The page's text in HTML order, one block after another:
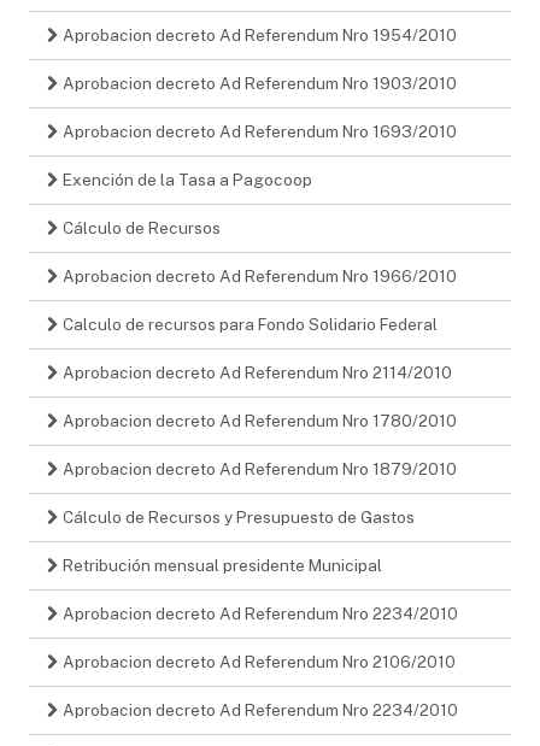
Aprobacion decreto Ad Referendum Nro 1954/2010
Aprobacion decreto Ad Referendum Nro 1903/2010
Aprobacion decreto Ad Referendum Nro 1693/2010
Exención de la Tasa a Pagocoop
Cálculo de Recursos
Aprobacion decreto Ad Referendum Nro 1966/2010
Calculo de recursos para Fondo Solidario Federal
Aprobacion decreto Ad Referendum Nro 2114/2010
Aprobacion decreto Ad Referendum Nro 1780/2010
Aprobacion decreto Ad Referendum Nro 1879/2010
Cálculo de Recursos y Presupuesto de Gastos
Retribución mensual presidente Municipal
Aprobacion decreto Ad Referendum Nro 2234/2010
Aprobacion decreto Ad Referendum Nro 2106/2010
Aprobacion decreto Ad Referendum Nro 2234/2010